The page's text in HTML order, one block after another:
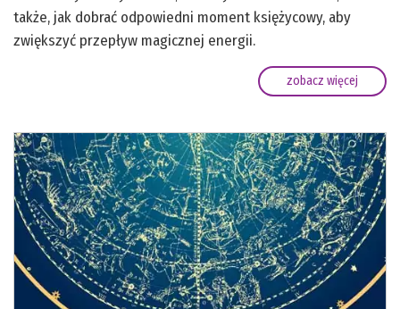
także, jak dobrać odpowiedni moment księżycowy, aby
zwiększyć przepływ magicznej energii.
zobacz więcej